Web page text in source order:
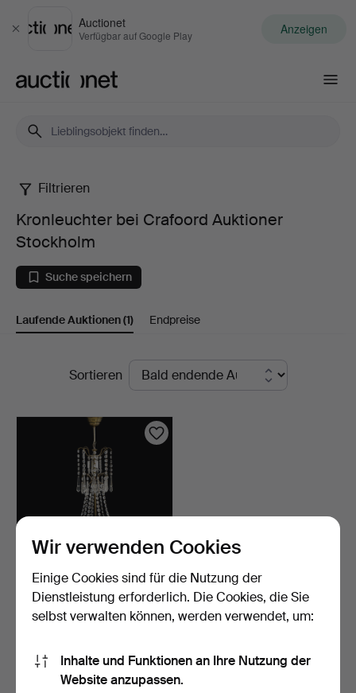
Schließen
Auctionet
Verfügbar auf Google Play Anzeigen
Kronleuchter
bei
Crafoord
Auktioner
Filtrieren
Kronleuchter bei Crafoord Auktioner
Stockholm
Suche speichern
Laufende Auktionen(1) Endpreise
LaufendeSortieren
KRONLEUCHTER,
oskarianisch, um 1900,
Geste…
6 Tage
158 USD
Wir verwenden Cookies
Einige Cookies sind für die Nutzung der
Dienstleistung erforderlich. Die Cookies, die Sie
selbst verwalten können, werden verwendet, um:
Inhalte und Funktionen an Ihre Nutzung der
Website anzupassen.